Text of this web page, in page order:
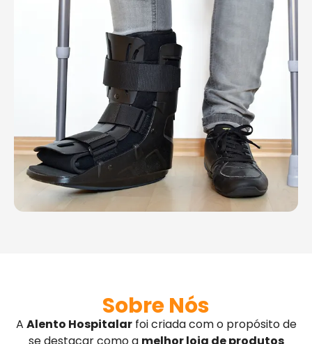
Sobre Nós
A Alento Hospitalarfoi criada com o propósito de